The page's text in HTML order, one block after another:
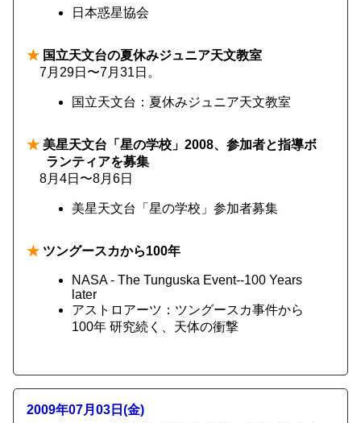
日本惑星協会
★ 国立天文台の夏休みジュニア天文教室
7月29日〜7月31日。
国立天文台：夏休みジュニア天文教室
★ 美星天文台「星の学校」2008、参加者と指導ボ
ランティアを募集
8月4日〜8月6日
美星天文台「星の学校」参加者募集
★ ツングースカから100年
NASA - The Tunguska Event--100 Years
later
アストロアーツ：ツングースカ事件から
100年 研究続く、天体の衝撃
2009年07月03日(金)